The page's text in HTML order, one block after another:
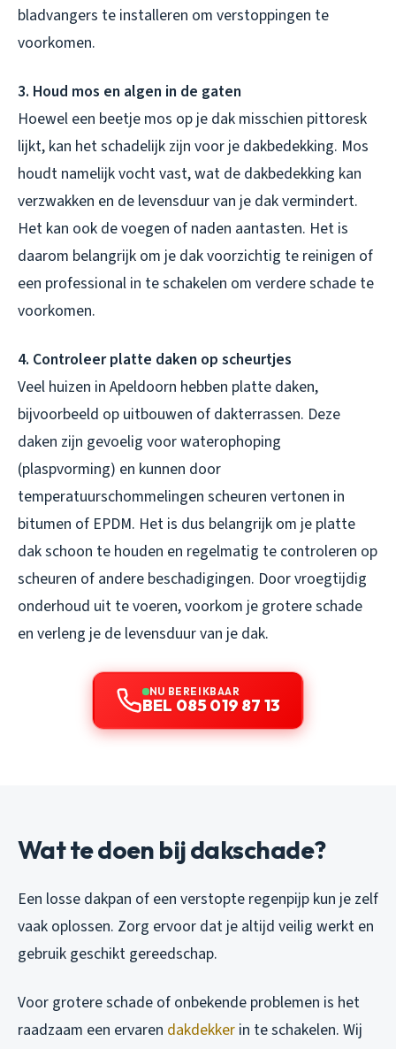
bladvangers te installeren om verstoppingen te
voorkomen.
3. Houd mos en algen in de gaten
Hoewel een beetje mos op je dak misschien pittoresk
lijkt, kan het schadelijk zijn voor je dakbedekking. Mos
houdt namelijk vocht vast, wat de dakbedekking kan
verzwakken en de levensduur van je dak vermindert.
Het kan ook de voegen of naden aantasten. Het is
daarom belangrijk om je dak voorzichtig te reinigen of
een professional in te schakelen om verdere schade te
voorkomen.
4. Controleer platte daken op scheurtjes
Veel huizen in Apeldoorn hebben platte daken,
bijvoorbeeld op uitbouwen of dakterrassen. Deze
daken zijn gevoelig voor waterophoping
(plaspvorming) en kunnen door
temperatuurschommelingen scheuren vertonen in
bitumen of EPDM. Het is dus belangrijk om je platte
dak schoon te houden en regelmatig te controleren op
scheuren of andere beschadigingen. Door vroegtijdig
onderhoud uit te voeren, voorkom je grotere schade
en verleng je de levensduur van je dak.
NU BEREIKBAAR
BEL 085 019 87 13
Wat te doen bij dakschade?
Een losse dakpan of een verstopte regenpijp kun je zelf
vaak oplossen. Zorg ervoor dat je altijd veilig werkt en
gebruik geschikt gereedschap.
Voor grotere schade of onbekende problemen is het
raadzaam een ervaren dakdekker in te schakelen. Wij